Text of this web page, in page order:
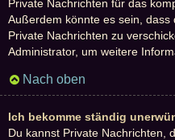
Private Nachrichten für das
Außerdem könnte es sein, dass
Private Nachrichten zu
Administrator, um weitere
Nach oben
Ich bekomme ständig
Du kannst Private Nachrichten,